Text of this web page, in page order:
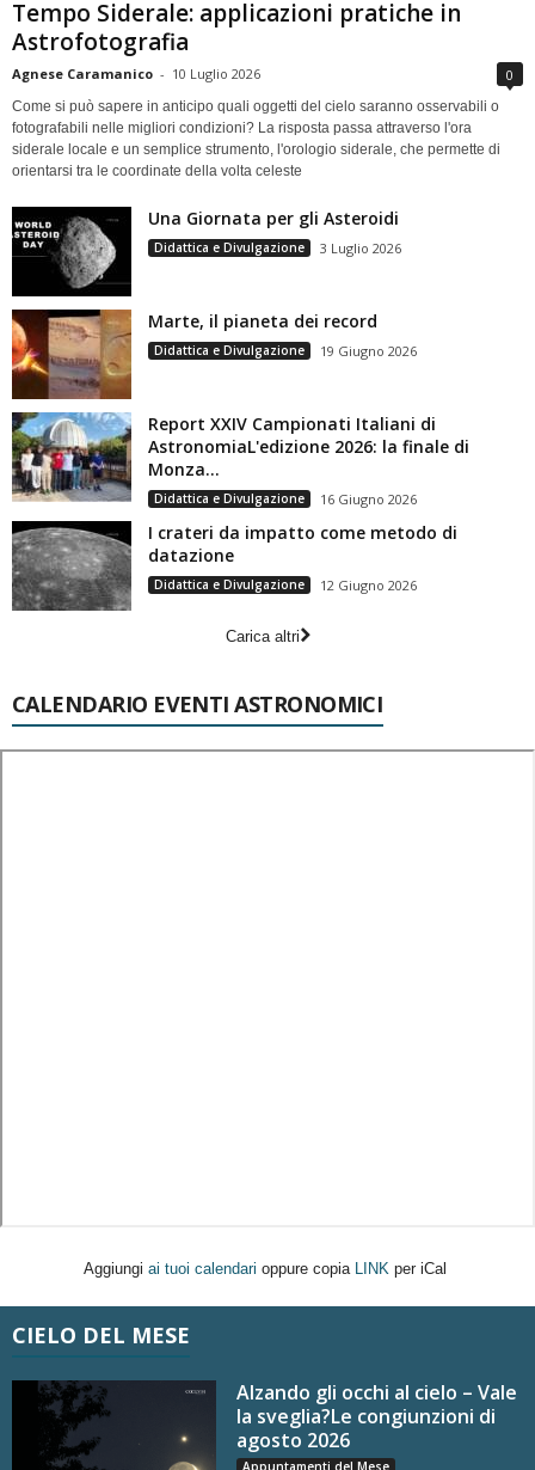
Tempo Siderale: applicazioni pratiche in
Astrofotografia
Agnese Caramanico - 10 Luglio 2026 0
Come si può sapere in anticipo quali oggetti del cielo saranno osservabili o
fotografabili nelle migliori condizioni? La risposta passa attraverso l'ora
siderale locale e un semplice strumento, l'orologio siderale, che permette di
orientarsi tra le coordinate della volta celeste
Una Giornata per gli Asteroidi
Didattica e Divulgazione 3 Luglio 2026
Marte, il pianeta dei record
Didattica e Divulgazione 19 Giugno 2026
Report XXIV Campionati Italiani di
AstronomiaL'edizione 2026: la finale di
Monza...
Didattica e Divulgazione 16 Giugno 2026
I crateri da impatto come metodo di
datazione
Didattica e Divulgazione 12 Giugno 2026
Carica altri
CALENDARIO EVENTI ASTRONOMICI
Aggiungi ai tuoi calendari oppure copia LINK per iCal
CIELO DEL MESE
Alzando gli occhi al cielo – Vale
la sveglia?Le congiunzioni di
agosto 2026
Appuntamenti del Mese